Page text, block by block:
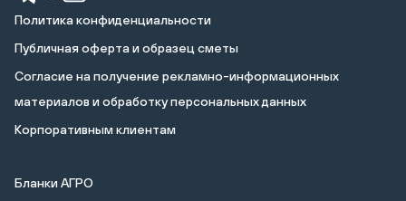
Политика конфиденциальности
Публичная оферта и образец сметы
Cогласие на получение рекламно-информационных
материалов и обработку персональных данных
Корпоративным клиентам
Бланки АГРО